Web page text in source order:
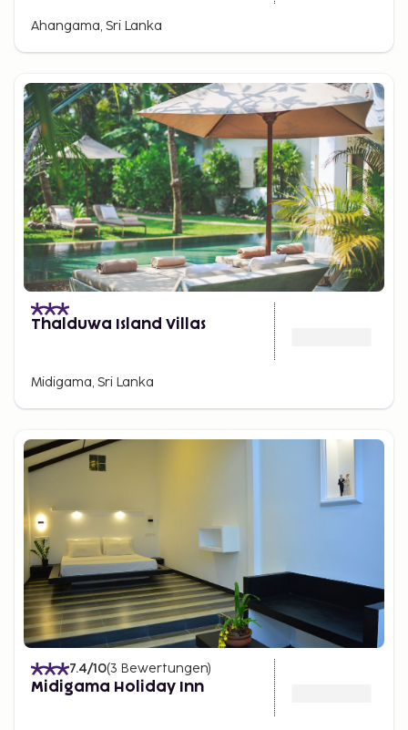
Ahangama, Sri Lanka
Thalduwa Island Villas
Midigama, Sri Lanka
7.4/10(3 Bewertungen)
Midigama Holiday Inn